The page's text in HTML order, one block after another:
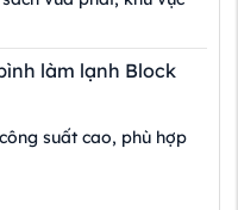
làm lạnh Block
suất cao, phù hợp